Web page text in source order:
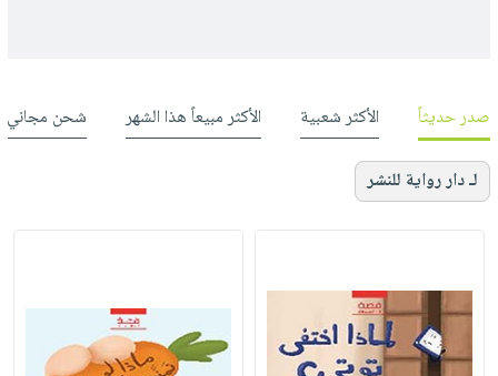
صدر حديثاً الأكثر شعبية الأكثر مبيعاً هذا الشهر شحن مجاني
لـ دار رواية للنشر